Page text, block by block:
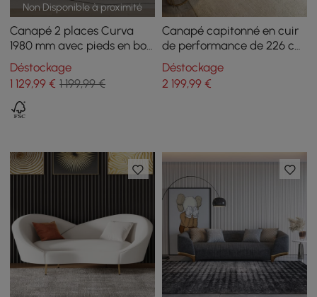
Non Disponible à proximité
Canapé 2 places Curva
1980 mm avec pieds en bois
rembourrés bouclés blancs
Déstockage
1 129,99 € 1 199,99 €
Canapé capitonné en cuir
de performance de 226 cm
avec pieds dorés
Déstockage
2 199,99€